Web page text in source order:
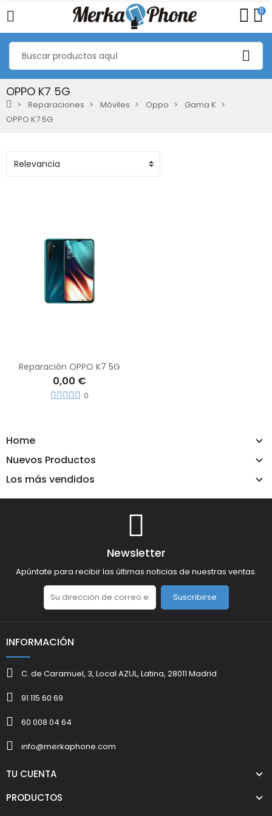
0
OPPO K7 5G
Reparaciones Móviles Oppo
Gama K
OPPO K7 5G
Home
Nuevos Productos
Los más vendidos
Reparación OPPO K7 5G
0,00 €
0
Newsletter
Apúntate para recibir las últimas noticias de nuestras ventas.
Suscribirse
INFORMACIÓN
C. de Caramuel, 3, Local AZUL, Latina, 28011 Madrid
91 115 60 69
60 008 04 64
info@merkaphone.com
TU CUENTA
PRODUCTOS